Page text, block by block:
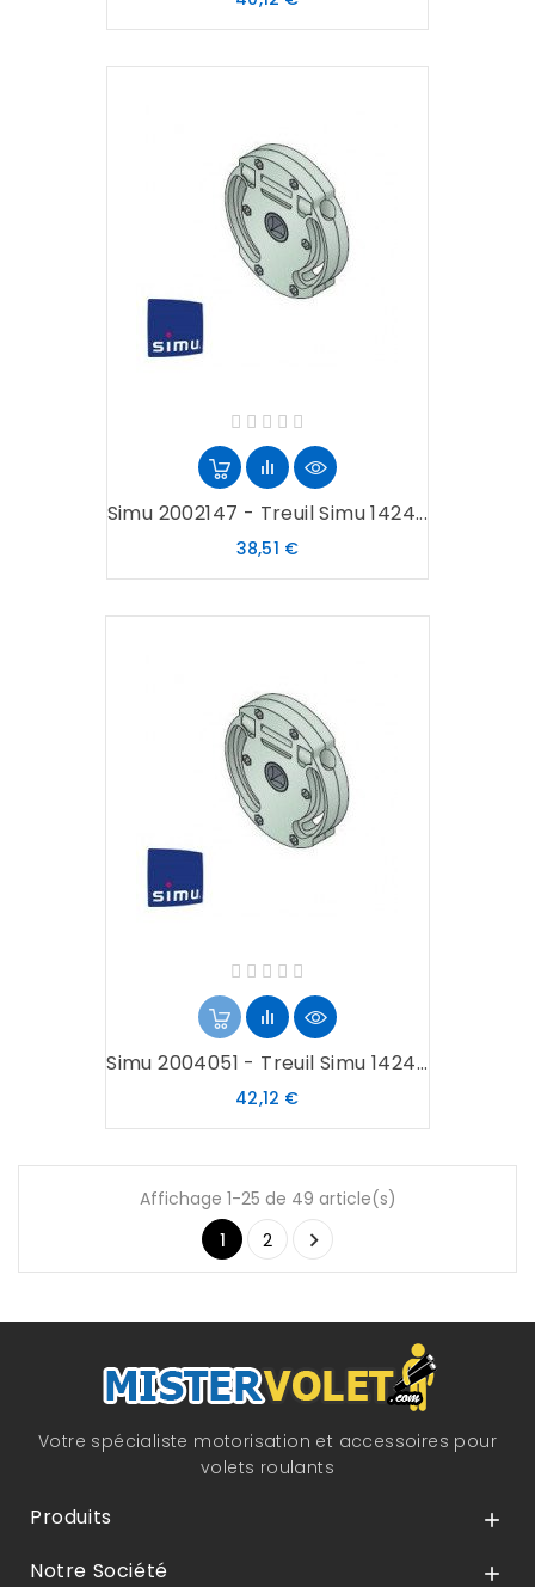
Simu 2002147 - Treuil Simu 1424...
38,51 €Prix
Simu 2004051 - Treuil Simu 1424...
42,12 €Prix
Affichage 1-25 de 49 article(s)
1
2 
Votre spécialiste motorisation et accessoires pour
volets roulants
Produits 
Notre Société 